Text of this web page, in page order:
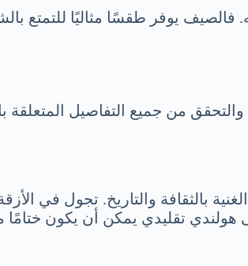
فالصيف يوفر طقسًا مثاليًا للتمتع
من جميع التفاصيل المتعلقة
بالثقافة والتاريخ. تجول في
تقليدي يمكن أن يكون ختامًا